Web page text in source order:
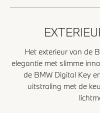
Het exterieur van de
elegantie met slimme
de BMW Digital Key
uitstraling met de